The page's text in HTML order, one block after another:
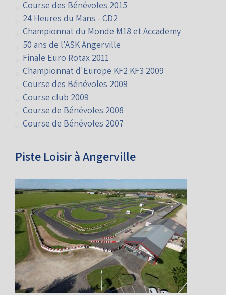
Journée des Bénévoles 2016
2 x 3 heures 2015
Course des Bénévoles 2015
24 Heures du Mans - CD2
Championnat du Monde M18 et Accademy
50 ans de l'ASK Angerville
Finale Euro Rotax 2011
Championnat d'Europe KF2 KF3 2009
Course des Bénévoles 2009
Course club 2009
Course de Bénévoles 2007
Piste Loisir à Angerville